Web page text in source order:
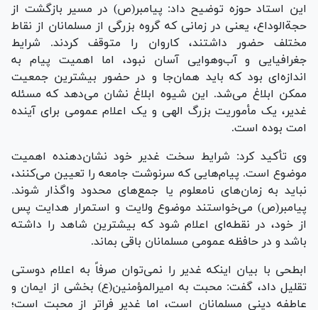
این استاد حوزه توضیح داد: پیامبر(ص) در مسیر بازگشت از
حجةالوداع، یعنی در زمانی که گروه بزرگی از مسلمانان از نقاط
مختلف حضور داشتند، کاروان را متوقف کردند. شرایط
جغرافیایی و آب‌وهوایی آسان نبود، اما اهمیت پیام به
اندازه‌ای بود که باید همان‌جا و در حضور بیشترین جمعیت
ممکن ابلاغ می‌شد. این شیوه ابلاغ نشان می‌دهد که مسئله
غدیر، یک مأموریت بزرگ الهی و یک اعلام عمومی برای آینده
امت بوده است.
وی تأکید کرد: شرایط سخت غدیر خود نشان‌دهنده اهمیت
موضوع است. پیام‌هایی که سرنوشت جامعه را تعیین می‌کنند،
نباید به زمان‌های نامعلوم یا جمع‌های محدود واگذار شوند.
پیامبر(ص) می‌خواستند موضوع ولایت و استمرار هدایت پس
از خود، در نقطه‌ای اعلام شود که بیشترین شاهد را داشته
باشد و در حافظه عمومی مسلمانان باقی بماند.
ابطحی با بیان اینکه غدیر را نمی‌توان صرفاً به اعلام دوستی
تقلیل داد، گفت: محبت به امیرالمؤمنین(ع) بخشی از ایمان و
عاطفه دینی مسلمانان است، اما غدیر فراتر از محبت است؛